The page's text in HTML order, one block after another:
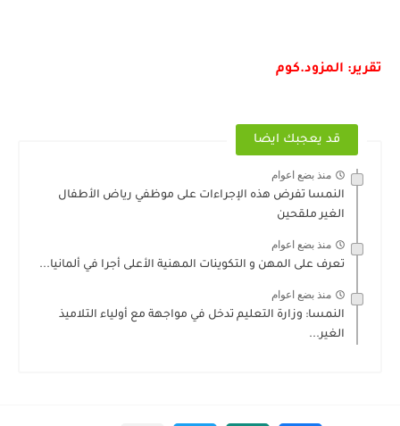
تقرير: المزود.كوم
قد يعجبك ايضا
منذ بضع اعوام
النمسا تفرض هذه الإجراءات على موظفي رياض الأطفال
الغير ملقحين
منذ بضع اعوام
تعرف على المهن و التكوينات المهنية الأعلى أجرا في ألمانيا...
منذ بضع اعوام
النمسا: وزارة التعليم تدخل في مواجهة مع أولياء التلاميذ
الغير...